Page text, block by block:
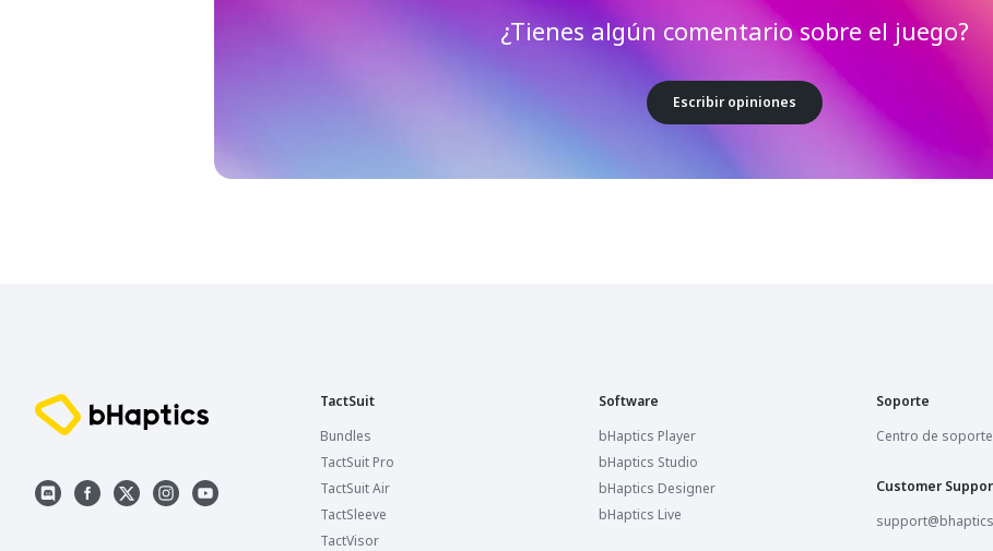
¿Tienes algún comentario sobre el juego?
Escribir opiniones
TactSuit
Bundles
TactSuit Pro
TactSuit Air
TactSleeve
TactVisor
Software
bHaptics Player
bHaptics Studio
bHaptics Designer
bHaptics Live
Soporte
Centro de soporte
Customer